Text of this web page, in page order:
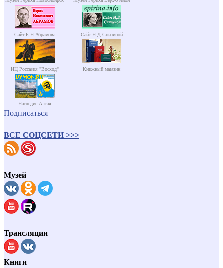
Сайт Б.Н.Абрамова Сайт Н.Д.Спириной
ИЦ Россазия "Восход" Книжный магазин
Наследие Алтая
Подписаться
ВСЕ СОЦСЕТИ >>>
Музей
Трансляции
Книги